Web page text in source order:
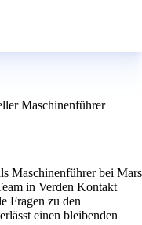
Maschinenführer
Maschinenführer bei Mars
in Verden Kontakt
Fragen zu den
einen bleibenden